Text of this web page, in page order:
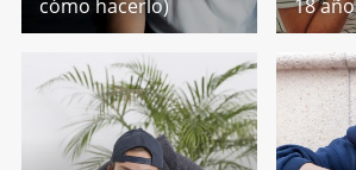
cómo hacerlo) 18